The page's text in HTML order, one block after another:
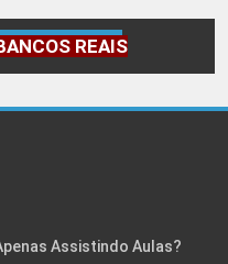
REAIS
Assistindo Aulas?